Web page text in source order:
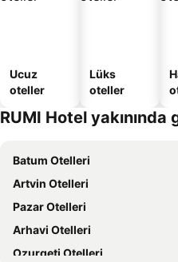
Ucuz
oteller
Lüks
oteller
RUMI Hotel
Batum Otelleri
Artvin Otelleri
Pazar Otelleri
Arhavi Otelleri
Ozurgeti Otelleri